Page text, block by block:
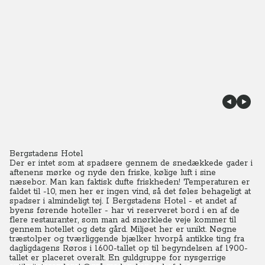
Bergstadens Hotel
Der er intet som at spadsere gennem de snedækkede gader i
aftenens mørke og nyde den friske, kølige luft i sine
næsebor. Man kan faktisk dufte friskheden! Temperaturen er
faldet til -10, men her er ingen vind, så det føles behageligt at
spadser i almindeligt tøj. I Bergstadens Hotel - et andet af
byens førende hoteller - har vi reserveret bord i en af de
flere restauranter, som man ad snørklede veje kommer til
gennem hotellet og dets gård. Miljøet her er unikt. Nøgne
træstolper og tværliggende bjælker hvorpå antikke ting fra
dagligdagens Røros i 1600-tallet op til begyndelsen af 1900-
tallet er placeret overalt. En guldgruppe for nysgerrige